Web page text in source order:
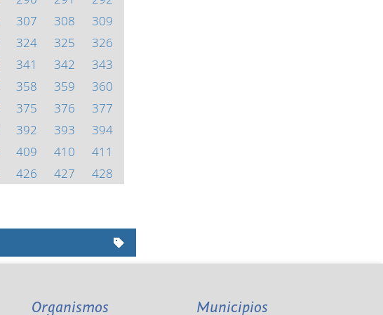
307 308
309
324 325
326
341 342
343
358 359
360
375 376
377
392 393
394
409 410
411
426 427
428
Organismos Municipios